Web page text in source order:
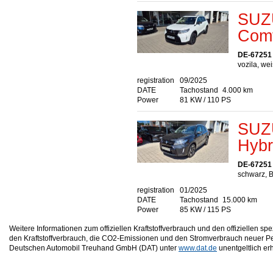
DE-
vozila,
registration
DATE
09/2025
Tachostand 4.000 km
Power
81 KW / 110 PS
DE-
schwarz,
registration
DATE
01/2025
Tachostand
15.000 km
Power
85 KW / 115 PS
Weitere Informationen zum offiziellen Kraftstoffverbrauch und den offiziellen
den Kraftstoffverbrauch, die CO2-Emissionen und den Stromverbrauch neuer
Deutschen Automobil Treuhand GmbH (DAT) unter www.dat.de unentgeltlich